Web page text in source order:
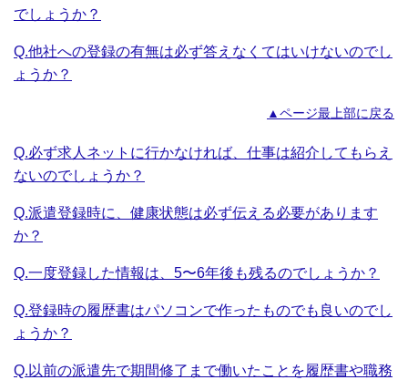
でしょうか？
Q.他社への登録の有無は必ず答えなくてはいけないのでし
ょうか？
▲ページ最上部に戻る
Q.必ず求人ネットに行かなければ、仕事は紹介してもらえ
ないのでしょうか？
Q.派遣登録時に、健康状態は必ず伝える必要があります
か？
Q.一度登録した情報は、5〜6年後も残るのでしょうか？
Q.登録時の履歴書はパソコンで作ったものでも良いのでし
ょうか？
Q.以前の派遣先で期間修了まで働いたことを履歴書や職務